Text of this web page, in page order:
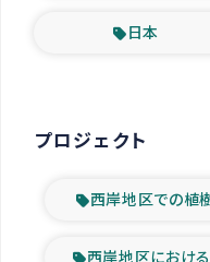
日本
プロジェクト
西岸地区での植
西岸地区におけ